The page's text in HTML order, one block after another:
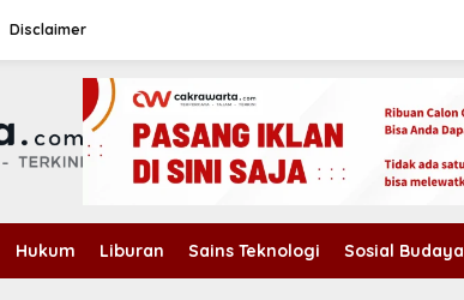
Disclaimer
Hukum Liburan Sains Teknologi Sosial Budaya